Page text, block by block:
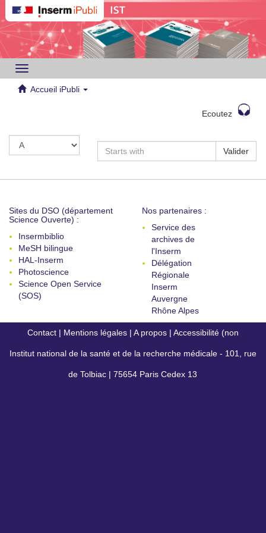
Toggle
navigation
Accueil iPubli
Ecoutez
Valider
Sites du DSO (département
Science Ouverte) :
Insermbiblio
MeSH bilingue
HAL-Inserm
Photoscience
Science Open Service
(SOS)
Nos partenaires :
Service des
archives de
l'Inserm
Délégation
Régionale
Inserm
Auvergne
Rhône Alpes
Contact | Mentions légales | A propos | Accessibilité (non
conforme)
Institut national de la santé et de la recherche médicale - 101, rue
de Tolbiac | 75654 Paris Cedex 13